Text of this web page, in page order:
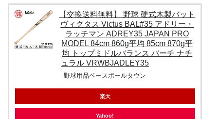
【交換送料無料】 野球 硬式木製バット
ヴィクタス Victus BAL#35 アドリー・
ラッチマン ADREY35 JAPAN PRO
MODEL 84cm 860g平均 85cm 870g平
均 トップミドルバランス バーチ ナチ
ュラル VRWBJADLEY35
野球用品ベースボールタウン
楽天
Yahoo!